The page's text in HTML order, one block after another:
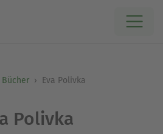
Bücher Eva Polivka
Polivka